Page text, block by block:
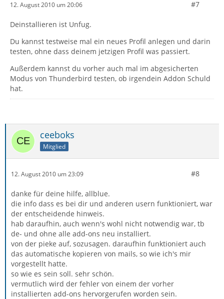
12. August 2010 um 20:06 #7
Deinstallieren ist Unfug.
Du kannst testweise mal ein neues Profil anlegen und darin
testen, ohne dass deinem jetzigen Profil was passiert.
Außerdem kannst du vorher auch mal im abgesicherten
Modus von Thunderbird testen, ob irgendein Addon Schuld
hat.
ceeboks
Mitglied
12. August 2010 um 23:09 #8
danke für deine hilfe, allblue.
die info dass es bei dir und anderen usern funktioniert, war
der entscheidende hinweis.
hab daraufhin, auch wenn's wohl nicht notwendig war, tb
de- und ohne alle add-ons neu installiert.
von der pieke auf, sozusagen. daraufhin funktioniert auch
das automatische kopieren von mails, so wie ich's mir
vorgestellt hatte.
so wie es sein soll. sehr schön.
vermutlich wird der fehler von einem der vorher
installierten add-ons hervorgerufen worden sein.